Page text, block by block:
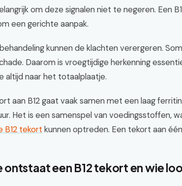
om deze signalen niet te negeren. Een
een gerichte aanpak.
kunnen de klachten verergeren.
Daarom is vroegtijdige herkenning
altijd naar het totaalplaatje.
aan B12 gaat vaak samen met een laag
Het is een samenspel van voedingsstoffen,
B12 tekort kunnen optreden. Een tekort aan
ontstaat een B12 tekort en wie